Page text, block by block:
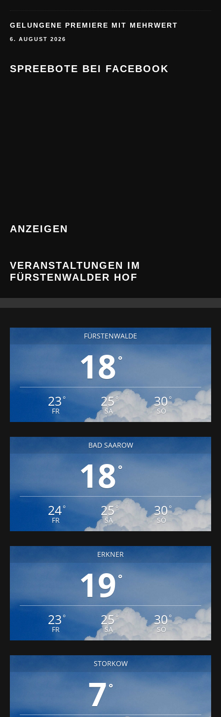
GELUNGENE PREMIERE MIT MEHRWERT
6. AUGUST 2026
SPREEBOTE BEI FACEBOOK
ANZEIGEN
VERANSTALTUNGEN IM
FÜRSTENWALDER HOF
FÜRSTENWALDE
18 °
23 °
FR
25°
SA
30°
SO
BAD SAAROW
18 °
24°
FR
25°
SA
30°
SO
ERKNER
19 °
23 °
FR
25°
SA
30°
SO
STORKOW
7°